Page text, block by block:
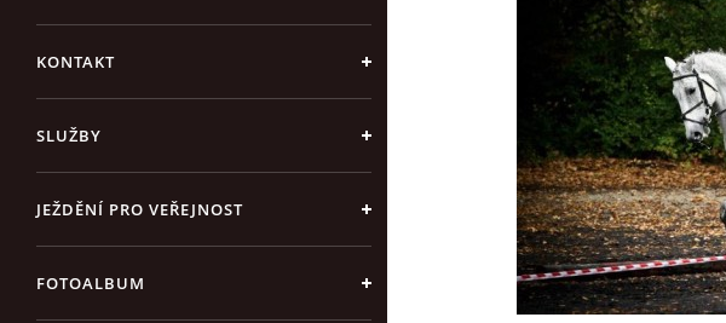
KONTAKT
SLUŽBY
JEŽDĚNÍ PRO VEŘEJNOST
FOTOALBUM